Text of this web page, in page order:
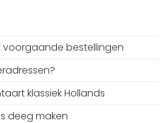
bestellingen
klassiek Hollands
deeg maken